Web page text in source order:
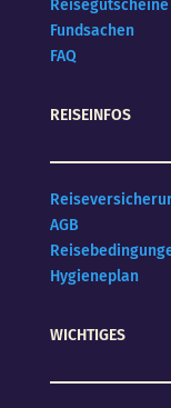
Reisegutscheine
Fundsachen
FAQ
REISEINFOS
AGB
Hygieneplan
WICHTIGES